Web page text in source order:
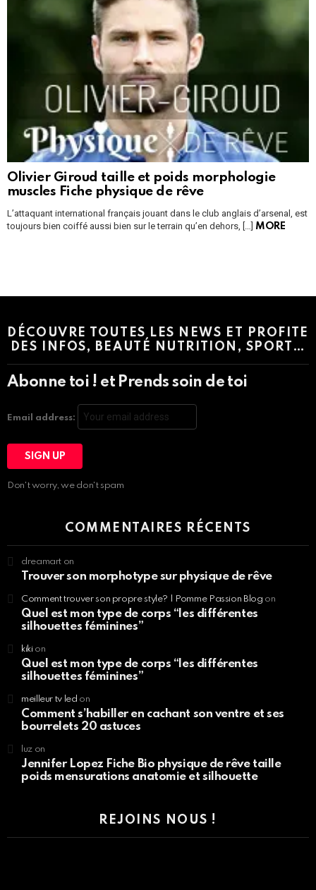
Olivier Giroud taille et poids morphologie
muscles Fiche physique de rêve
L’attaquant international français jouant dans le club anglais d’arsenal, est
toujours bien coiffé aussi bien sur le terrain qu’en dehors, […] MORE
DÉCOUVRE TOUTES LES NEWS ET PROFITE
DES INFOS, BEAUTÉ NUTRITION, SPORT…
Abonne toi ! et Prends soin de toi
Email address:
Don't worry, we don't spam
COMMENTAIRES RÉCENTS
dreamart on
Trouver son morphotype sur physique de rêve
Comment trouver son propre style? | Pomme Passion Blog on
Quel est mon type de corps “les différentes
silhouettes féminines”
kikion
Quel est mon type de corps “les différentes
silhouettes féminines”
meilleur tv led on
Comment s’habiller en cachant son ventre et ses
bourrelets 20 astuces
luzon
Jennifer Lopez Fiche Bio physique de rêve taille
poids mensurations anatomie et silhouette
REJOINS NOUS !